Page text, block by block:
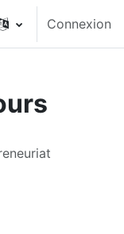
Connexion